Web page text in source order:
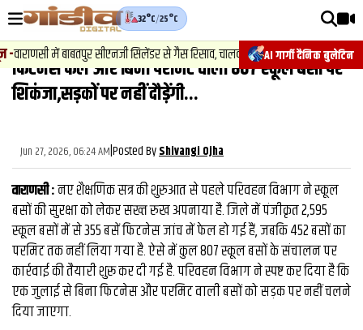
AI गार्गी दैनिक बुलेटिन
32°C/25°C
वाराणसी में बाबतपुर सीएनजी सिलेंडर से गैस रिसाव, चालक की सूझबूझ से टला बड़ा हादसा.
वीडियोज़
वाराणसी न्यूज़
राजनीति
फिल्मी
साहित्य
संस्कृति
ख़ान पान और जीवनशैली
अंतरराष्ट्रीय
फिटनेस फेल और बिना परमिट वाली 807 स्कूल बसों पर
शिकंजा,सड़कों पर नहीं दौड़ेंगी...
Jun 27, 2026, 06:24 AM|Posted ByShivangi Ojha
वाराणसी :नए शैक्षणिक सत्र की शुरुआत से पहले परिवहन विभाग ने स्कूल
बसों की सुरक्षा को लेकर सख्त रुख अपनाया है. जिले में पंजीकृत 2,595
स्कूल बसों में से 355 बसें फिटनेस जांच में फेल हो गई हैं, जबकि 452 बसों का
परमिट तक नहीं लिया गया है. ऐसे में कुल 807 स्कूल बसों के संचालन पर
कार्रवाई की तैयारी शुरू कर दी गई है. परिवहन विभाग ने स्पष्ट कर दिया है कि
एक जुलाई से बिना फिटनेस और परमिट वाली बसों को सड़क पर नहीं चलने
दिया जाएगा.